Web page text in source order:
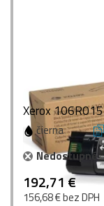
Xerox
čierna
Nedostupné
192,71 €
156,68 € bez DPH